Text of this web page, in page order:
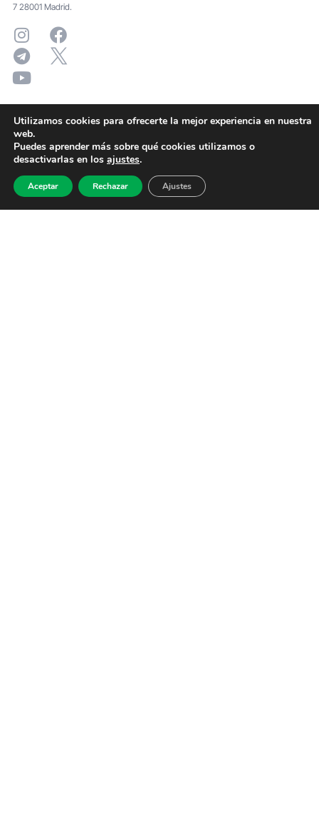
7 28001 Madrid.
Utilizamos cookies para ofrecerte la mejor experiencia en nuestra
web.
Puedes aprender más sobre qué cookies utilizamos o
desactivarlas en los ajustes.
Aceptar Rechazar Ajustes